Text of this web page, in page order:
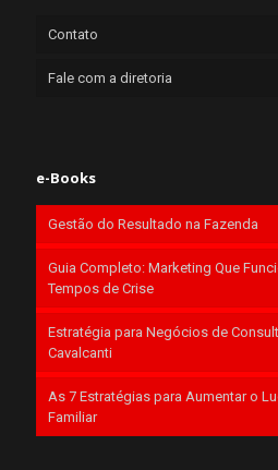
Contato
Fale com a diretoria
e-Books
Gestão do Resultado na Fazenda
Guia Completo: Marketing Que
Tempos de Crise
Estratégia para Negócios de
Cavalcanti
As 7 Estratégias para Aumentar o
Familiar